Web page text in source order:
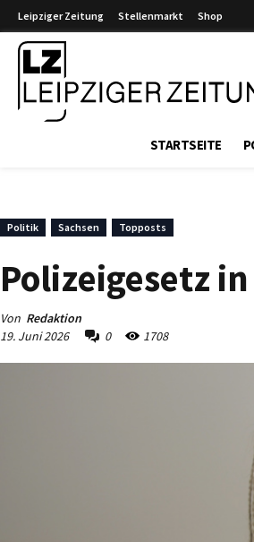
Leipziger Zeitung Stellenmarkt Shop
STARTSEITE
Politik Sachsen Topposts
Polizeigesetz
Von Redaktion
19. Juni 2026
0 1708